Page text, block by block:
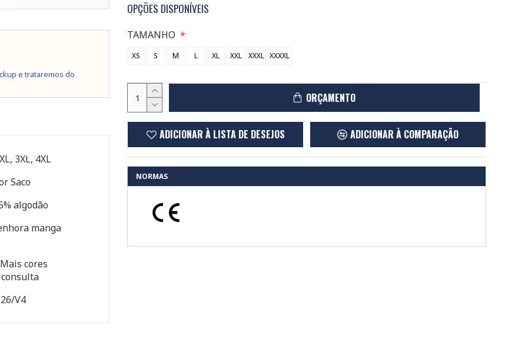
e trataremos do
3XL, 4XL
Saco
algodão
manga
cores
V4
OPÇÕES DISPONÍVEIS
TAMANHO
XS S M L XL XXL XXXL XXXXL
ORÇAMENTO
ADICIONAR À LISTA DE DESEJOS ADICIONAR À COMPARAÇÃO
NORMAS